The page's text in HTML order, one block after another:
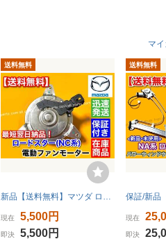
マ
送料無料
新品【送料無料】マツダ ロードスター NC系【電動 ファン モーター 2005～2015】DBA-NCEC CBA-NCEC LFG1-15-150A 異音 交換 オーバーヒート
現在 5,500円
即決 5,500円
送料無料
現在
即決